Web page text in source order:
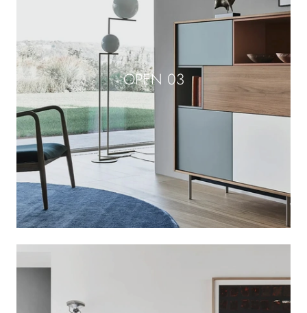
OPEN 03